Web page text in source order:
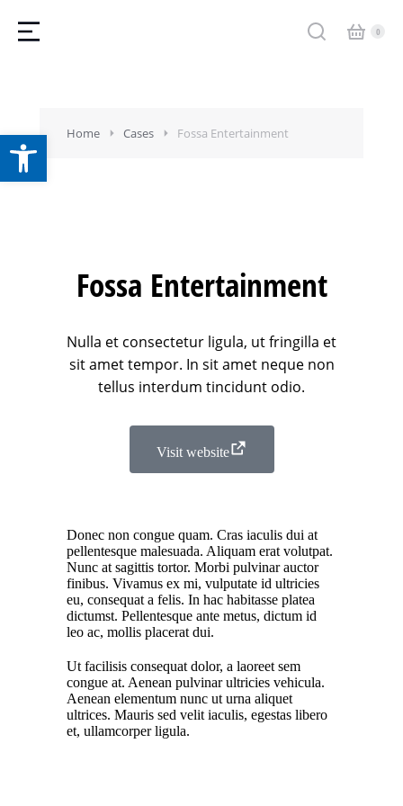
Home Cases Fossa Entertainment
Fossa Entertainment
Nulla et consectetur ligula, ut fringilla et
sit amet tempor. In sit amet neque non
tellus interdum tincidunt odio.
Visit website
Donec non congue quam. Cras iaculis dui at
pellentesque malesuada. Aliquam erat volutpat.
Nunc at sagittis tortor. Morbi pulvinar auctor
finibus. Vivamus ex mi, vulputate id ultricies
eu, consequat a felis. In hac habitasse platea
dictumst. Pellentesque ante metus, dictum id
leo ac, mollis placerat dui.
Ut facilisis consequat dolor, a laoreet sem
congue at. Aenean pulvinar ultricies vehicula.
Aenean elementum nunc ut urna aliquet
ultrices. Mauris sed velit iaculis, egestas libero
et, ullamcorper ligula.
Abrir barra de herramientas